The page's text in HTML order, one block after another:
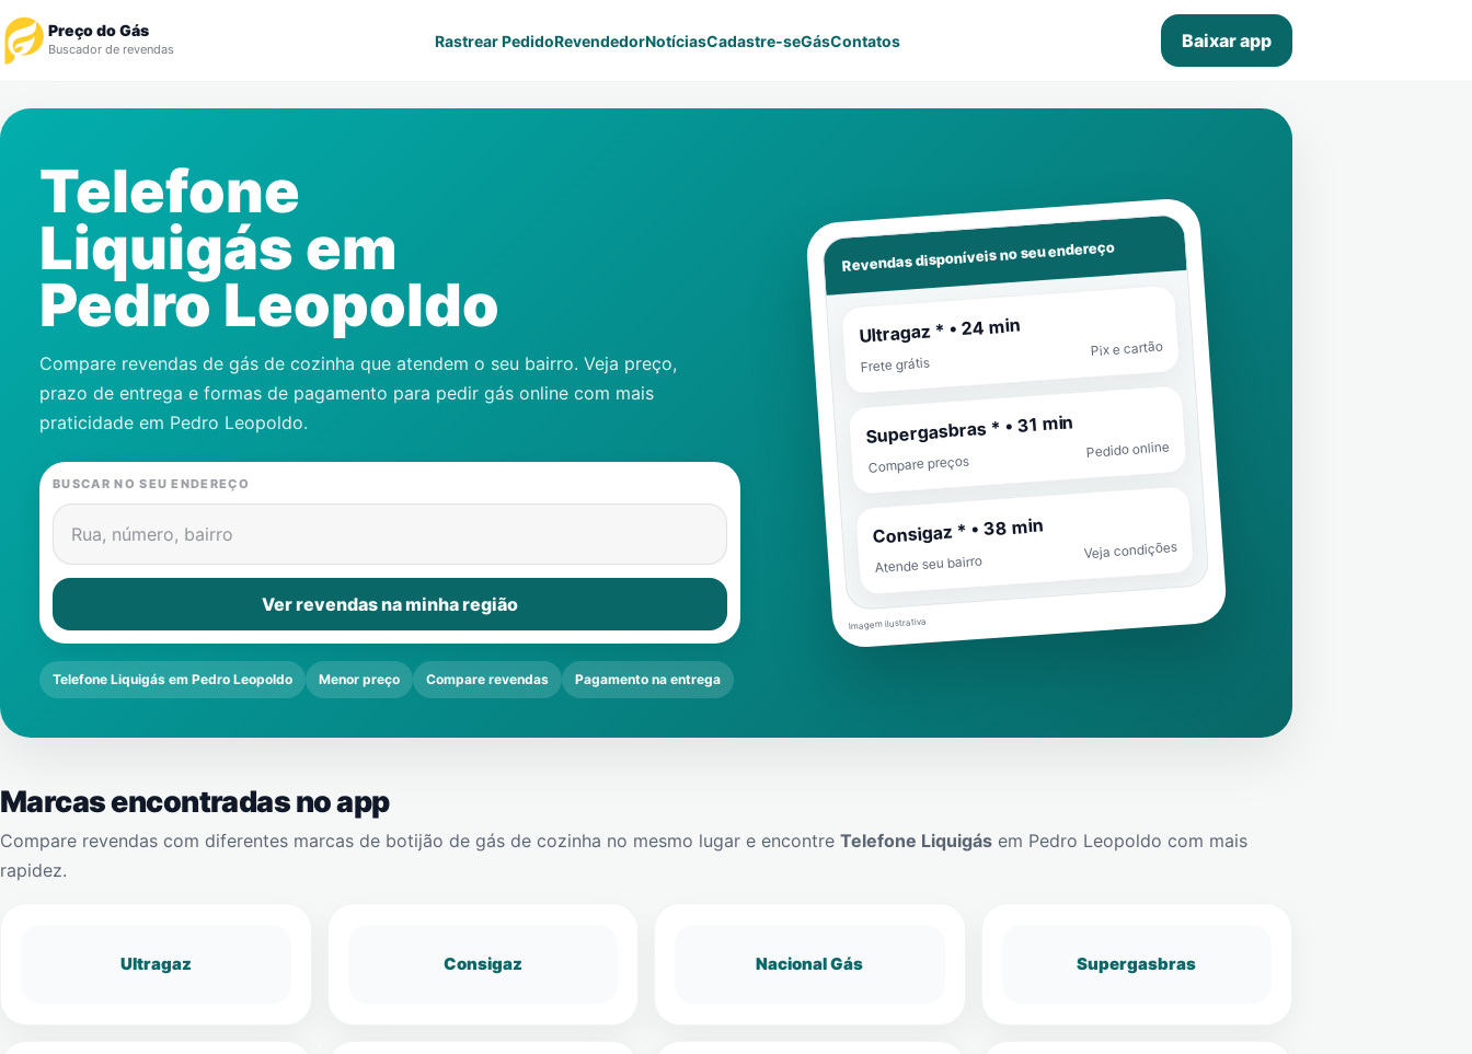
Preço do Gás
Buscador de revendas Rastrear PedidoRevendedorNotíciasCadastre-seGásContatos Baixar app
Revendedor
Notícias
Cadastre-se
Contatos
Telefone
Liquigás em
Pedro Leopoldo
Compare revendas de gás de cozinha que atendem o seu bairro. Veja preço,
prazo de entrega e formas de pagamento para pedir gás online com mais
praticidade em Pedro Leopoldo.
BUSCAR NO SEU ENDEREÇO
Rua, número, bairro
Ver revendas na minha região
Telefone Liquigás em Pedro Leopoldo Menor preço Compare revendas Pagamento na entrega
Revendas disponíveis no seu endereço
Ultragaz * • 24 min
Frete grátis
Pix e cartão
Supergasbras * • 31 min
Compare preços
Pedido online
Consigaz * • 38 min
Atende seu bairro
Veja condições
Imagem ilustrativa
Marcas encontradas no app
Compare revendas com diferentes marcas de botijão de gás de cozinha no mesmo lugar e encontre Telefone Liquigás em Pedro Leopoldo com mais
rapidez.
Ultragaz Consigaz Nacional Gás Supergasbras